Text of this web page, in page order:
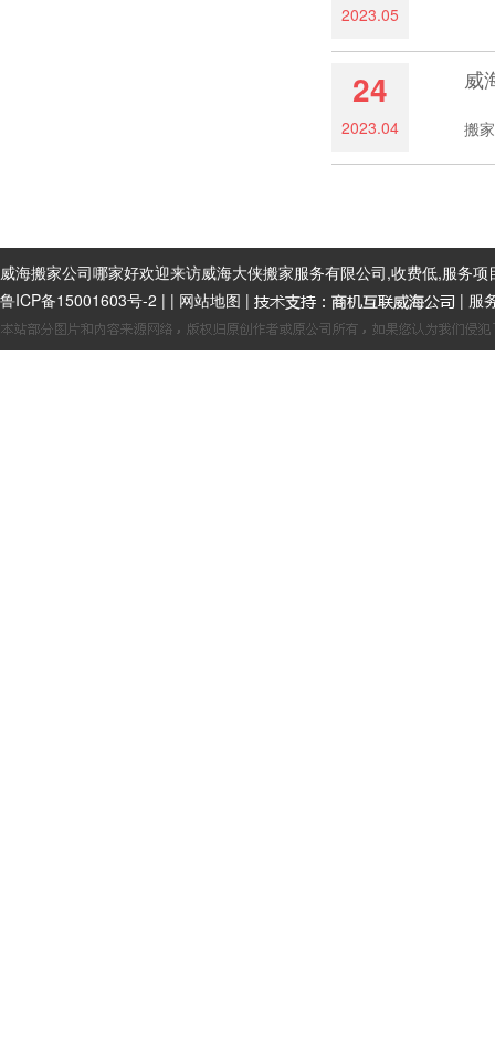
2023.05
24
2023.04
威
搬
威海搬家公司哪家好欢迎来访威海大侠搬家服务有限公司,收费低,服务项
鲁ICP备15001603号-2 | | 网站地图 | | 服